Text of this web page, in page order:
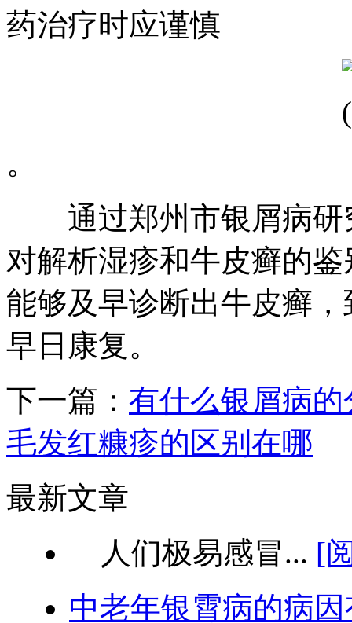
药治疗时应谨慎
。
通过郑州市银屑病研
对解析湿疹和牛皮癣的
能够及早诊断出牛皮癣
早日康复。
下一篇： 有什么银屑病
毛发红糠疹的区别在哪
最新文章
人们极易感冒... [
中老年银霄病的病